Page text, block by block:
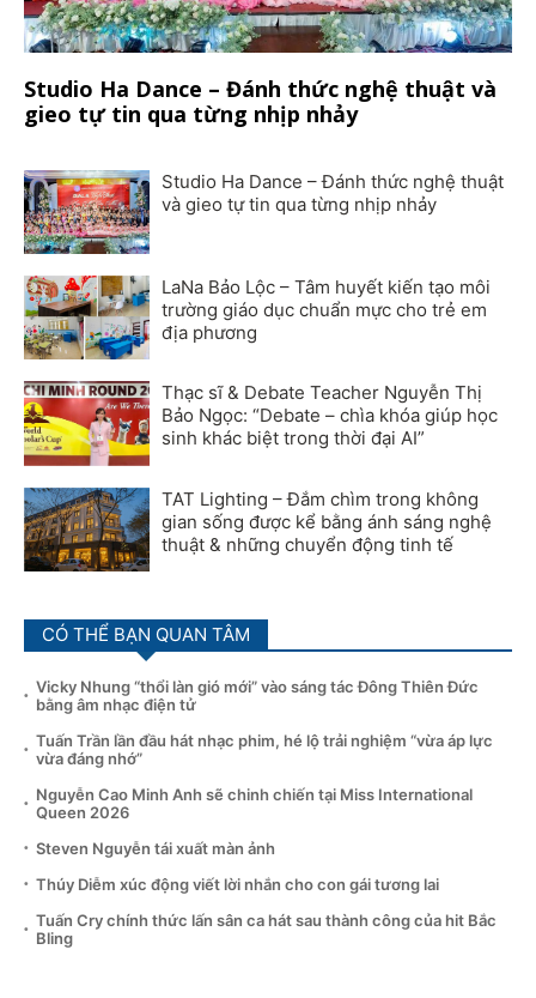
Studio Ha Dance – Đánh thức nghệ thuật và
gieo tự tin qua từng nhịp nhảy
Studio Ha Dance – Đánh thức nghệ thuật
và gieo tự tin qua từng nhịp nhảy
LaNa Bảo Lộc – Tâm huyết kiến tạo môi
trường giáo dục chuẩn mực cho trẻ em
địa phương
Thạc sĩ & Debate Teacher Nguyễn Thị
Bảo Ngọc: “Debate – chìa khóa giúp học
sinh khác biệt trong thời đại AI”
TAT Lighting – Đắm chìm trong không
gian sống được kể bằng ánh sáng nghệ
thuật & những chuyển động tinh tế
CÓ THỂ BẠN QUAN TÂM
Vicky Nhung “thổi làn gió mới” vào sáng tác Đông Thiên Đức
bằng âm nhạc điện tử
Tuấn Trần lần đầu hát nhạc phim, hé lộ trải nghiệm “vừa áp lực
vừa đáng nhớ”
Nguyễn Cao Minh Anh sẽ chinh chiến tại Miss International
Queen 2026
Steven Nguyễn tái xuất màn ảnh
Thúy Diễm xúc động viết lời nhắn cho con gái tương lai
Tuấn Cry chính thức lấn sân ca hát sau thành công của hit Bắc
Bling